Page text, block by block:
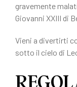
gravemente
Giovanni XXIII di
Vieni a divertirti
sotto il cielo di